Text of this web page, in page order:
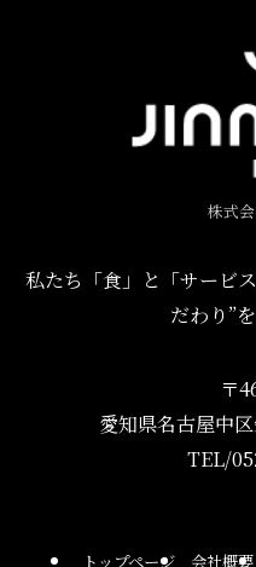
株式
私たち「食」と「サービ
だわり”
〒
愛知県名古屋中
TEL/
トップページ 会社概要